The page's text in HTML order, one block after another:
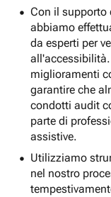
Con il supporto
abbiamo
da esperti per
miglioramenti
garantire che
condotti audit
parte di
assistive.
Utilizziamo
nel nostro